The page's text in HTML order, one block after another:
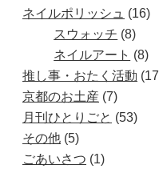
ネイルポリッシュ
16
スウォッチ 8
ネイルアート
8
推し事・おたく活動
17
京都のお土産 7
月刊ひとりごと
53
その他 5
ごあいさつ
1